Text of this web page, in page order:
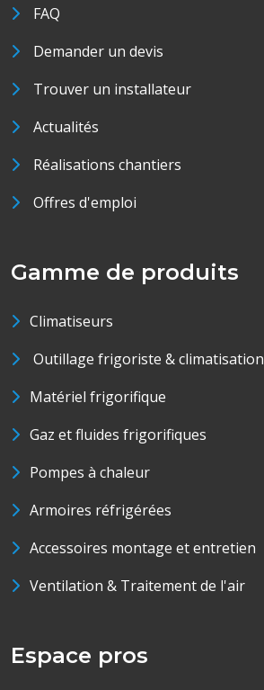
FAQ
Demander un devis
Trouver un installateur
Actualités
Réalisations chantiers
Offres d'emploi
Gamme de produits
Climatiseurs
Outillage frigoriste & climatisation
Matériel frigorifique
Gaz et fluides frigorifiques
Pompes à chaleur
Armoires réfrigérées
Accessoires montage et entretien
Ventilation & Traitement de l'air
Espace pros